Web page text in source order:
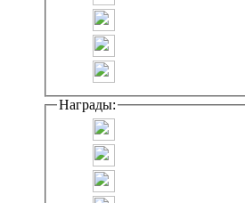
Награды: